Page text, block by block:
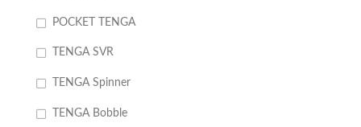
POCKET TENGA
TENGA SVR
TENGA Spinner
TENGA Bobble